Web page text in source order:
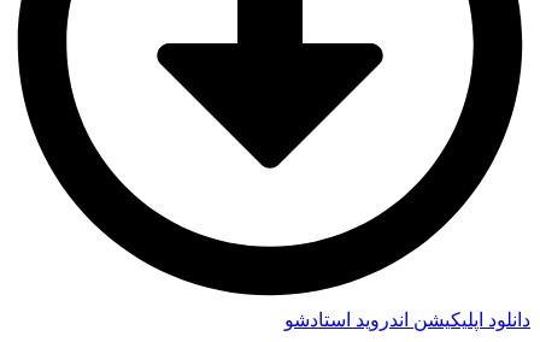
دانلود اپلیکیشن اندروید استادشو